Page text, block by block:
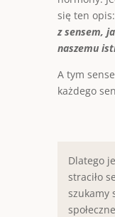
się ten opis:
z sensem,
naszemu
A tym
każdego
Dlatego
straciło
szukamy